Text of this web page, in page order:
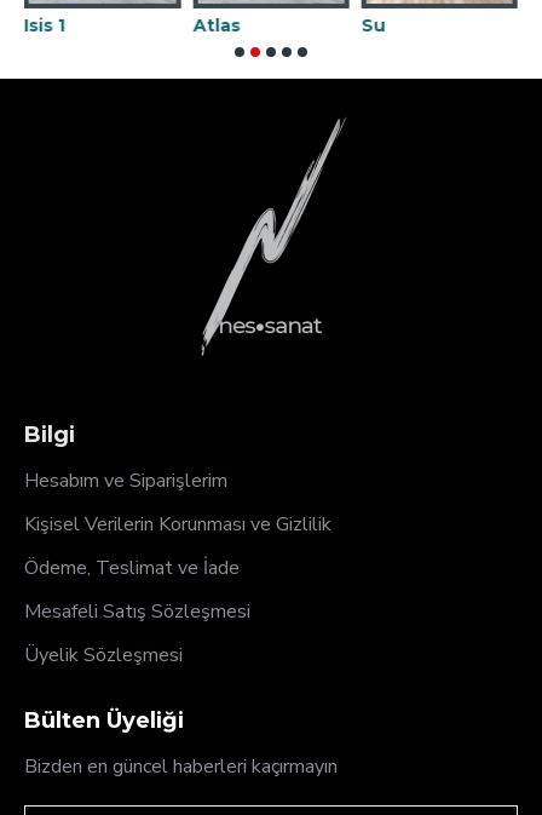
Atlas Su
Bilgi
Hesabım ve Siparişlerim
Kişisel Verilerin Korunması ve Gizlilik
Ödeme, Teslimat ve İade
Mesafeli Satış Sözleşmesi
Üyelik Sözleşmesi
Bülten Üyeliği
Bizden en güncel haberleri kaçırmayın